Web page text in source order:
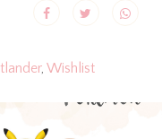
, Wishlist